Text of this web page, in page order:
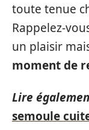
toute tenue
Rappelez-
un plaisir
moment de
Lire
semoule